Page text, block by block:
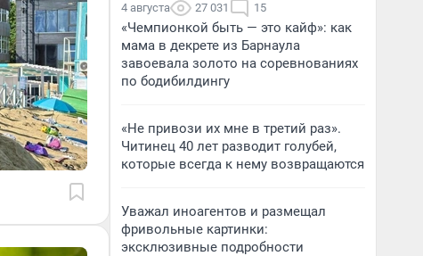
4 августа 27 031 15
«Чемпионкой быть — это кайф»: как
мама в декрете из Барнаула
завоевала золото на соревнованиях
по бодибилдингу
«Не привози их мне в третий раз».
Читинец 40 лет разводит голубей,
которые всегда к нему возвращаются
Уважал иноагентов и размещал
фривольные картинки:
эксклюзивные подробности